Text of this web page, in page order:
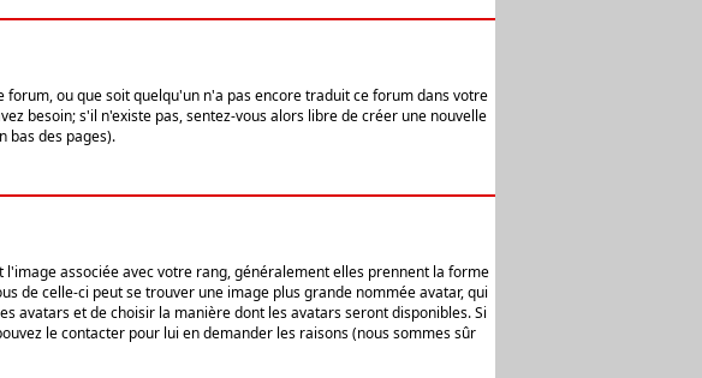
ou que soit quelqu'un n'a pas encore traduit ce forum dans votre
besoin; s'il n'existe pas, sentez-vous alors libre de créer une nouvelle
bas des pages).
associée avec votre rang, généralement elles prennent la forme
de celle-ci peut se trouver une image plus grande nommée avatar, qui
avatars et de choisir la manière dont les avatars seront disponibles. Si
le contacter pour lui en demander les raisons (nous sommes sûr